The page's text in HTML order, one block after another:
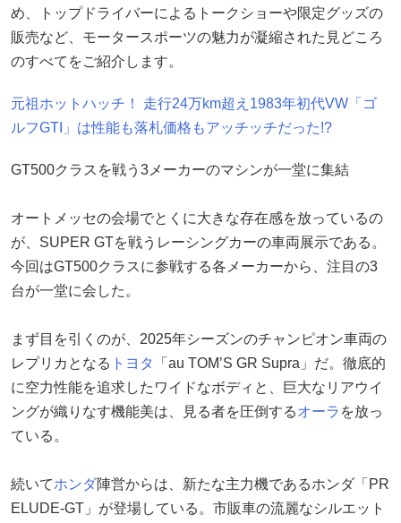
め、トップドライバーによるトークショーや限定グッズの
販売など、モータースポーツの魅力が凝縮された見どころ
のすべてをご紹介します。
元祖ホットハッチ！ 走行24万km超え1983年初代VW「ゴ
ルフGTI」は性能も落札価格もアッチッチだった!?
GT500クラスを戦う3メーカーのマシンが一堂に集結
オートメッセの会場でとくに大きな存在感を放っているの
が、SUPER GTを戦うレーシングカーの車両展示である。
今回はGT500クラスに参戦する各メーカーから、注目の3
台が一堂に会した。
まず目を引くのが、2025年シーズンのチャンピオン車両の
レプリカとなる トヨタ
「au TOM’S GR Supra」だ。徹底的
に空力性能を追求したワイドなボディと、巨大なリアウイ
ングが織りなす機能美は、見る者を圧倒するオーラ を放っ
ている。
続いてホンダ陣営からは、新たな主力機であるホンダ「PR
ELUDE-GT」が登場している。市販車の流麗なシルエット